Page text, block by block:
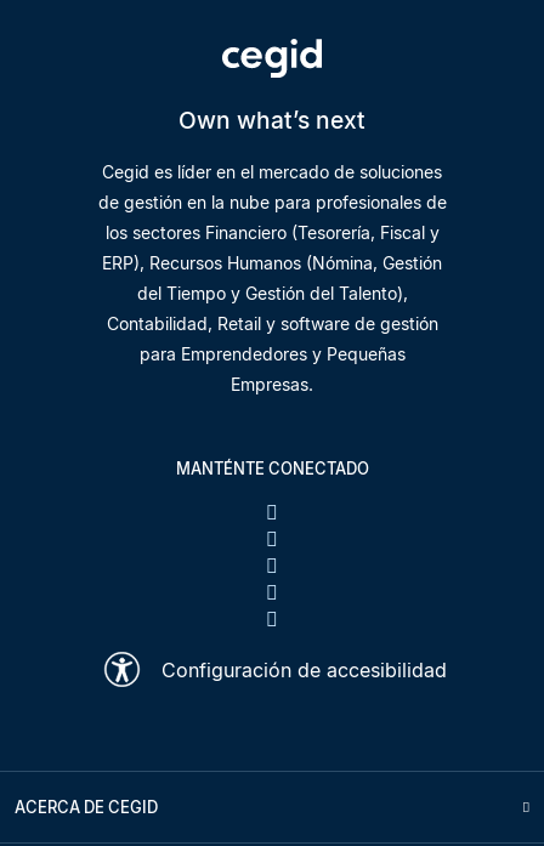
Own what’s next
Cegid es líder en el mercado de soluciones
de gestión en la nube para profesionales de
los sectores Financiero (Tesorería, Fiscal y
ERP), Recursos Humanos (Nómina, Gestión
del Tiempo y Gestión del Talento),
Contabilidad, Retail y software de gestión
para Emprendedores y Pequeñas
Empresas.
MANTÉNTE CONECTADO
Configuración de accesibilidad
ACERCA DE CEGID